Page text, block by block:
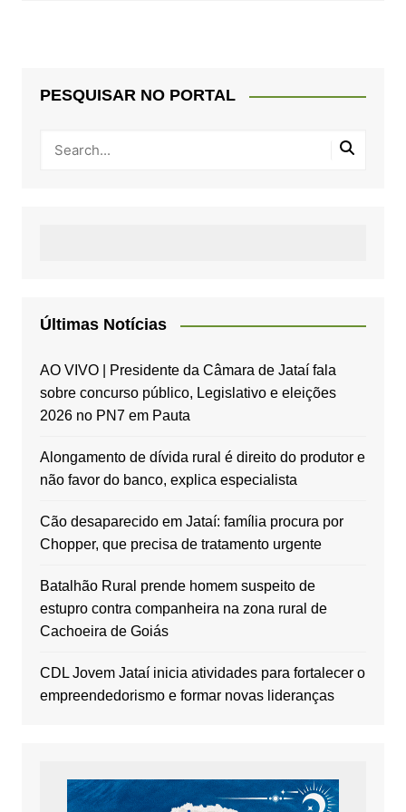
PESQUISAR NO PORTAL
Últimas Notícias
AO VIVO | Presidente da Câmara de Jataí fala
sobre concurso público, Legislativo e eleições
2026 no PN7 em Pauta
Alongamento de dívida rural é direito do produtor e
não favor do banco, explica especialista
Cão desaparecido em Jataí: família procura por
Chopper, que precisa de tratamento urgente
Batalhão Rural prende homem suspeito de
estupro contra companheira na zona rural de
Cachoeira de Goiás
CDL Jovem Jataí inicia atividades para fortalecer o
empreendedorismo e formar novas lideranças